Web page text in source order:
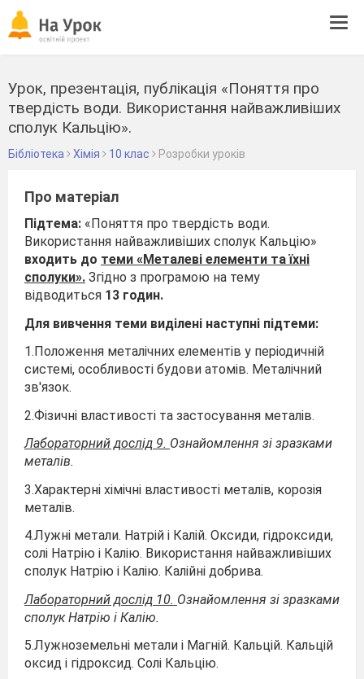
Урок, презентація, публікація «Поняття про
твердість води. Використання найважливіших
сполук Кальцію».
Бібліотека Хімія 10 клас Розробки уроків
Про матеріал
Підтема: «Поняття про твердість води.
Використання найважливіших сполук Кальцію»
входить до теми «Металеві елементи та їхні
сполуки». Згідно з програмою на тему
відводиться 13 годин.
Для вивчення теми виділені наступні підтеми:
1.Положення металічних елементів у періодичній
системі, особливості будови атомів. Металічний
зв'язок.
2.Фізичні властивості та застосування металів.
Лабораторний дослід 9. Ознайомлення зі зразками
металів.
3.Характерні хімічні властивості металів, корозія
металів.
4.Лужні метали. Натрій і Калій. Оксиди, гідроксиди,
солі Натрію і Калію. Використання найважливіших
сполук Натрію і Калію. Калійні добрива.
Лабораторний дослід 10. Ознайомлення зі зразками
сполук Натрію і Калію.
5.Лужноземельні метали і Магній. Кальцій. Кальцій
оксид і гідроксид. Солі Кальцію.